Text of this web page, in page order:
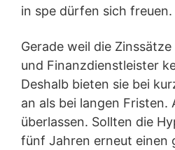
in spe dürfen sich freuen.
Gerade weil die
und Finanzdienstleister
Deshalb bieten sie bei
an als bei langen
überlassen. Sollten die
fünf Jahren erneut einen